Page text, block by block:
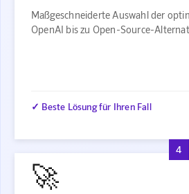
Maßgeschneiderte Auswahl der
OpenAI bis zu Open-Source-
✓ Beste Lösung für Ihren Fall
4
🚀